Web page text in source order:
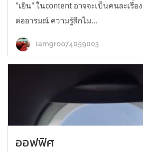
"เยิน" ในcontent อาจจะเป็นคนละเรื่อ
ต่ออารมณ์ ความรู้สึกไม...
iamgroo74059003
ออฟฟิศ